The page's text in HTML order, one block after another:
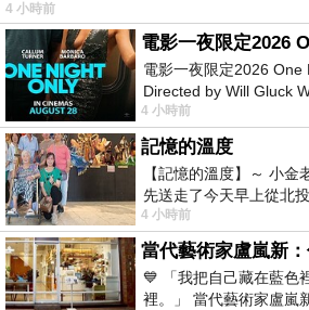
4 小時前
電影一夜限定2026
Directed by Will Gluck
Starring Monica Barbaro
4 小時前
記憶的溫度
【記憶的溫度】～ 小金
先送走了今天早上從北
以為展場已經差不多要
4 小時前
💙 「我把自己藏在藍色
裡。」 當代藝術家盧嵐